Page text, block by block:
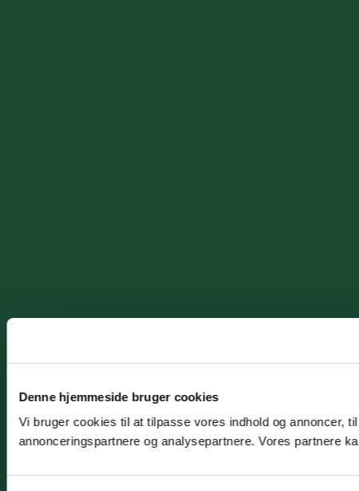
Denne hjemmeside bruger cookies
Vi bruger cookies til at tilpasse vores indhold og annoncer,
annonceringspartnere og analysepartnere. Vores partnere